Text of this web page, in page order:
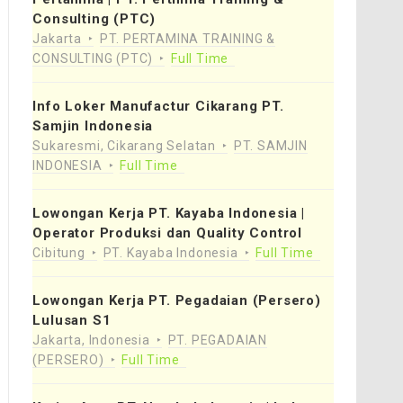
Consulting (PTC)
Jakarta
PT. PERTAMINA TRAINING &
CONSULTING (PTC)
Full Time
Info Loker Manufactur Cikarang PT.
Samjin Indonesia
Sukaresmi, Cikarang Selatan
PT. SAMJIN
INDONESIA
Full Time
Lowongan Kerja PT. Kayaba Indonesia |
Operator Produksi dan Quality Control
Cibitung PT. Kayaba Indonesia Full Time
Lowongan Kerja PT. Pegadaian (Persero)
Lulusan S1
Jakarta, Indonesia
PT. PEGADAIAN
(PERSERO)
Full Time